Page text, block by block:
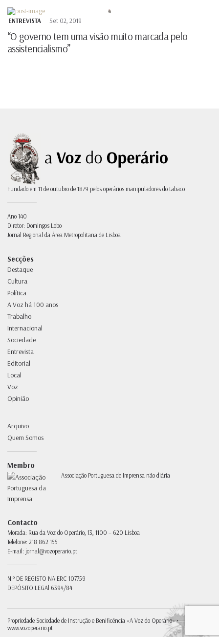
ENTREVISTA Set 02, 2019
“O governo tem uma visão muito marcada pelo
assistencialismo”
Fundado em 11 de outubro de 1879 pelos operários manipuladores do tabaco
Ano 140
Diretor: Domingos Lobo
Jornal Regional da Área Metropolitana de Lisboa
Secções
Destaque
Cultura
Política
A Voz há 100 anos
Trabalho
Internacional
Sociedade
Entrevista
Editorial
Local
Voz
Opinião
Arquivo
Quem Somos
Membro
Associação Portuguesa de Imprensa não diária
Contacto
Morada: Rua da Voz do Operário, 13, 1100 – 620 Lisboa
Telefone: 218 862 155
E-mail: jornal@vozoperario.pt
N.º DE REGISTO NA ERC 107759
DEPÓSITO LEGAl 6394/84
PropriedadeSociedade de Instrução e Benificência «A Voz do Operário» •
www.vozoperario.pt